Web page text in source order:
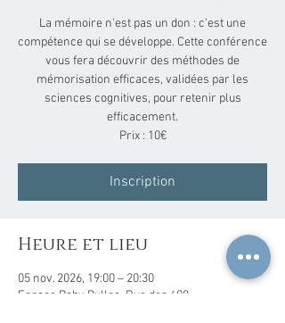
La mémoire n'est pas un don : c'est une
compétence qui se développe. Cette conférence
vous fera découvrir des méthodes de
mémorisation efficaces, validées par les
sciences cognitives, pour retenir plus
efficacement.
Prix : 10€
Inscription
Heure et lieu
05 nov. 2026, 19:00 – 20:30
Espace Baby Bulles, Rue des 600